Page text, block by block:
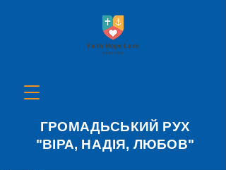
ГРОМАДЬСЬКИЙ РУХ
"ВІРА, НАДІЯ, ЛЮБОВ"